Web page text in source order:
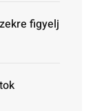
figyelj